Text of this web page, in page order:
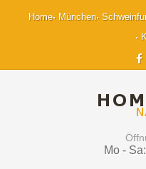
Home München
Mo -